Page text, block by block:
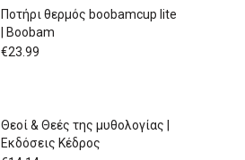
Ποτήρι θερμός boobamcup lite
| Boobam
€23.99
Θεοί & Θεές της μυθολογίας |
Εκδόσεις Κέδρος